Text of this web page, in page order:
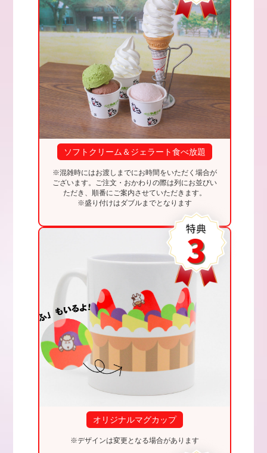
ソフトクリーム＆ジェラート食べ放題
※混雑時にはお渡しまでにお時間をいただく場合が
ございます。ご注文・おかわりの際は列にお並びい
ただき、順番にご案内させていただきます。
※盛り付けはダブルまでとなります
オリジナルマグカップ
※デザインは変更となる場合があります